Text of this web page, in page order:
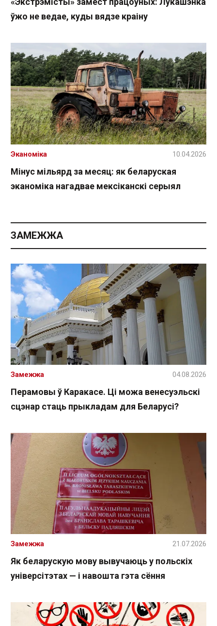
ўжо не ведае, куды вядзе краіну
Мінус мільярд за месяц: як беларуская
эканоміка нагадвае мексіканскі серыял
Эканоміка 10.04.2026
ЗАМЕЖЖА
Перамовы ў Каракасе. Ці можа венесуэльскі
сцэнар стаць прыкладам для Беларусі?
Замежжа 04.08.2026
Як беларускую мову вывучаюць у польскіх
універсітэтах — і навошта гэта сёння
Замежжа 21.07.2026